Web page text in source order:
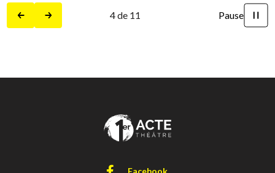
PrécédentSuivant 5de 11 Pause